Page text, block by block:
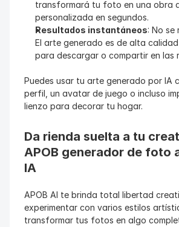
transformará tu foto en una obra
personalizada en segundos.
Resultados instantáneos: No se
El arte generado es de alta
para descargar o compartir en las
Puedes usar tu arte generado por IA
perfil, un avatar de juego o incluso
lienzo para decorar tu hogar.
Da rienda suelta a tu
APOB generador de foto
IA
APOB AI te brinda total libertad
experimentar con varios estilos
transformar tus fotos en algo